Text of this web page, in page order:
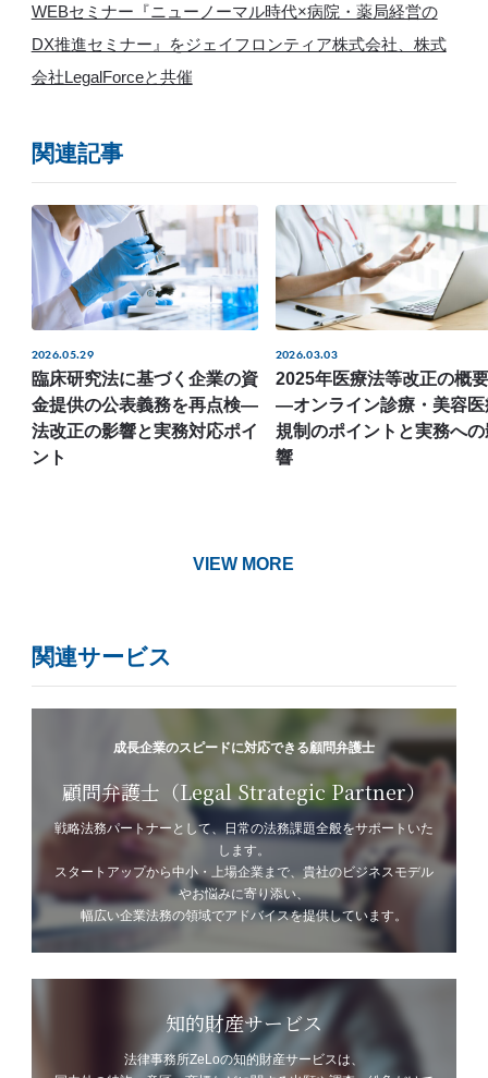
WEBセミナー『ニューノーマル時代×病院・薬局経営の
DX推進セミナー』をジェイフロンティア株式会社、株式
会社LegalForceと共催
関連記事
2026.05.29
臨床研究法に基づく企業の資
金提供の公表義務を再点検―
法改正の影響と実務対応ポイ
ント
2026.03.03
2025年医療法等改正の概要
―オンライン診療・美容医
規制のポイントと実務への
響
VIEW MORE
関連サービス
成長企業のスピードに対応できる顧問弁護士
顧問弁護士（Legal Strategic Partner）
戦略法務パートナーとして、日常の法務課題全般をサポートいた
します。
スタートアップから中小・上場企業まで、貴社のビジネスモデル
やお悩みに寄り添い、
幅広い企業法務の領域でアドバイスを提供しています。
知的財産サービス
法律事務所ZeLoの知的財産サービスは、